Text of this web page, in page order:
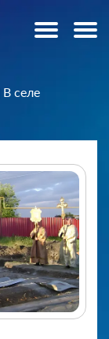
В селе